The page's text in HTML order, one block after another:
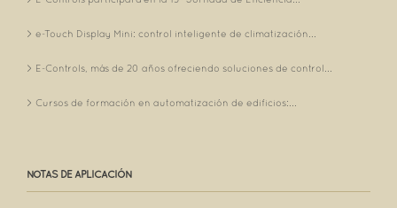
e-Touch Display Mini: control inteligente de climatización...
E-Controls, más de 20 años ofreciendo soluciones de control...
Cursos de formación en automatización de edificios:...
NOTAS DE APLICACIÓN